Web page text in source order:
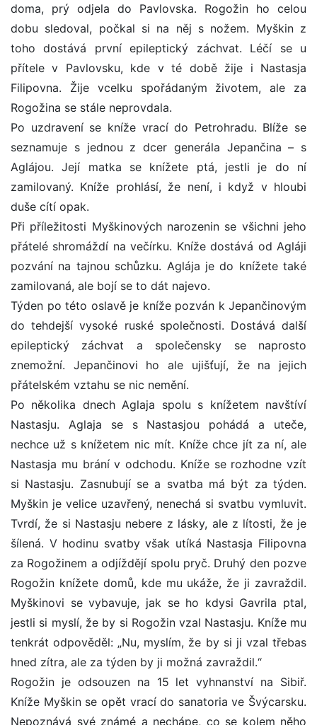
doma, prý odjela do Pavlovska. Rogožin ho celou
dobu sledoval, počkal si na něj s nožem. Myškin z
toho dostává první epileptický záchvat. Léčí se u
přítele v Pavlovsku, kde v té době žije i Nastasja
Filipovna. Žije vcelku spořádaným životem, ale za
Rogožina se stále neprovdala.
Po uzdravení se kníže vrací do Petrohradu. Blíže se
seznamuje s jednou z dcer generála Jepančina – s
Aglájou. Její matka se knížete ptá, jestli je do ní
zamilovaný. Kníže prohlásí, že není, i když v hloubi
duše cítí opak.
Při příležitosti Myškinových narozenin se všichni jeho
přátelé shromáždí na večírku. Kníže dostává od Agláji
pozvání na tajnou schůzku. Aglája je do knížete také
zamilovaná, ale bojí se to dát najevo.
Týden po této oslavě je kníže pozván k Jepančinovým
do tehdejší vysoké ruské společnosti. Dostává další
epileptický záchvat a společensky se naprosto
znemožní. Jepančinovi ho ale ujišťují, že na jejich
přátelském vztahu se nic nemění.
Po několika dnech Aglaja spolu s knížetem navštíví
Nastasju. Aglaja se s Nastasjou pohádá a uteče,
nechce už s knížetem nic mít. Kníže chce jít za ní, ale
Nastasja mu brání v odchodu. Kníže se rozhodne vzít
si Nastasju. Zasnubují se a svatba má být za týden.
Myškin je velice uzavřený, nenechá si svatbu vymluvit.
Tvrdí, že si Nastasju nebere z lásky, ale z lítosti, že je
šílená. V hodinu svatby však utíká Nastasja Filipovna
za Rogožinem a odjíždějí spolu pryč. Druhý den pozve
Rogožin knížete domů, kde mu ukáže, že ji zavraždil.
Myškinovi se vybavuje, jak se ho kdysi Gavrila ptal,
jestli si myslí, že by si Rogožin vzal Nastasju. Kníže mu
tenkrát odpověděl: „Nu, myslím, že by si ji vzal třebas
hned zítra, ale za týden by ji možná zavraždil.“
Rogožin je odsouzen na 15 let vyhnanství na Sibiř.
Kníže Myškin se opět vrací do sanatoria ve Švýcarsku.
Nepoznává své známé a nechápe, co se kolem něho